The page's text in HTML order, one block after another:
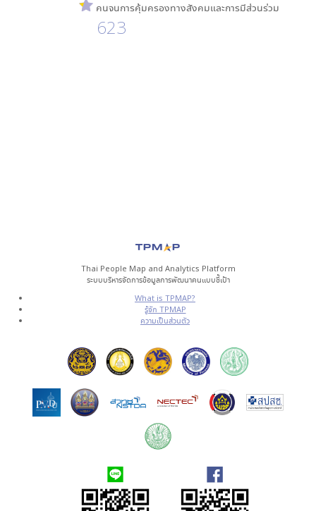
คนจนการคุ้มครองทางสังคมและการมีส่วนร่วม
623
Thai People Map and Analytics Platform
ระบบบริหารจัดการข้อมูลการพัฒนาคนแบบชี้เป้า
What is TPMAP?
รู้จัก TPMAP
ความเป็นส่วนตัว